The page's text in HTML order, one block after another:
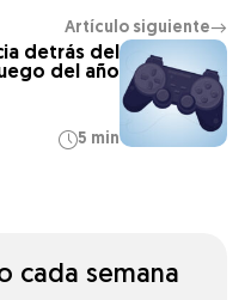
Artículo siguiente→
detrás del
del año
5 min
cada semana